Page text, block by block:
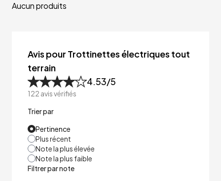
Aucun produits
Avis pour Trottinettes électriques tout
terrain
4.53/5
122 avis vérifiés
Trier par
Pertinence
Plus récent
Note la plus élevée
Note la plus faible
Filtrer par note